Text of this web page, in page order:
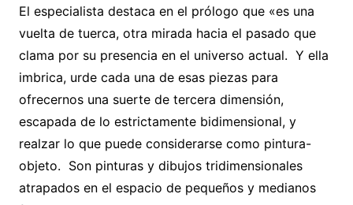
El especialista destaca en el prólogo que «es una
vuelta de tuerca, otra mirada hacia el pasado que
clama por su presencia en el universo actual. Y ella
imbrica, urde cada una de esas piezas para
ofrecernos una suerte de tercera dimensión,
escapada de lo estrictamente bidimensional, y
realzar lo que puede considerarse como pintura-
objeto. Son pinturas y dibujos tridimensionales
atrapados en el espacio de pequeños y medianos